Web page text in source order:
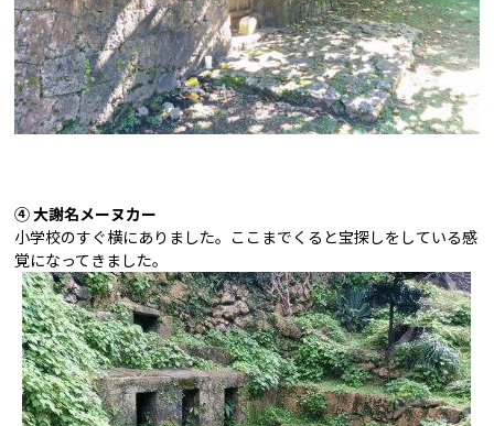
④大謝名メーヌカー
小学校のすぐ横にありました。 ここまでくると宝探しをしている感
覚になってきました。